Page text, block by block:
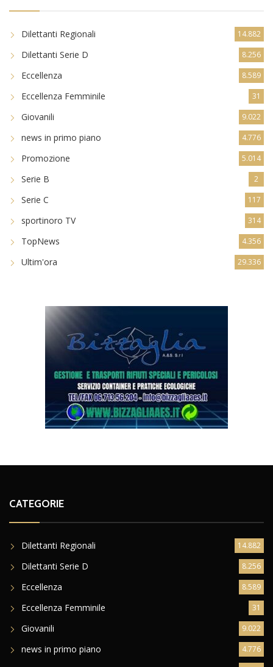
Dilettanti Regionali 14.882
Dilettanti Serie D 8.256
Eccellenza 8.589
Eccellenza Femminile 31
Giovanili 9.022
news in primo piano 4.776
Promozione 5.014
Serie B 2
Serie C 117
sportinoro TV 314
TopNews 4.356
Ultim'ora 29.336
CATEGORIE
Dilettanti Regionali 14.882
Dilettanti Serie D 8.256
Eccellenza 8.589
Eccellenza Femminile 31
Giovanili 9.022
news in primo piano 4.776